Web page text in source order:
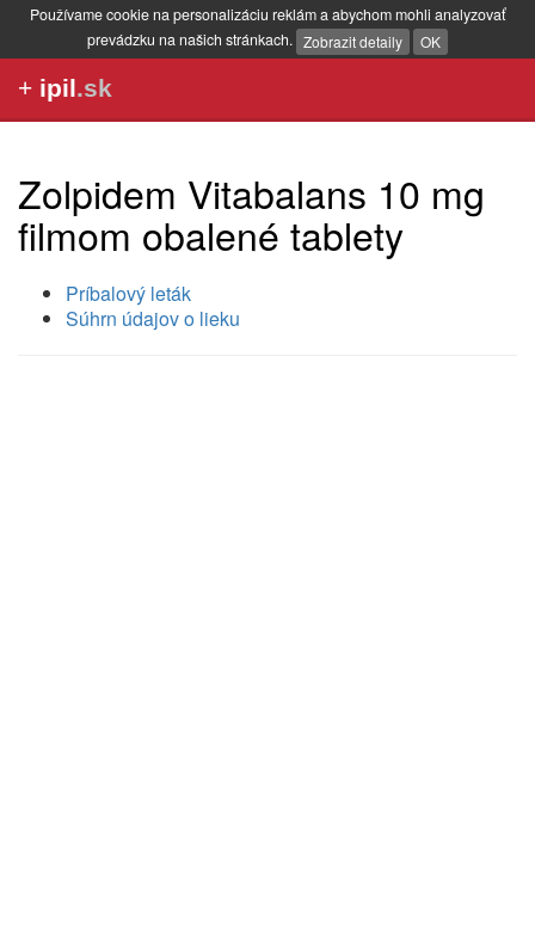
Používame cookie na personalizáciu reklám a abychom mohli analyzovať
prevádzku na našich stránkach. Zobrazit detaily OK
+ ipil.sk
Zolpidem Vitabalans 10 mg
filmom obalené tablety
Príbalový leták
Súhrn údajov o lieku